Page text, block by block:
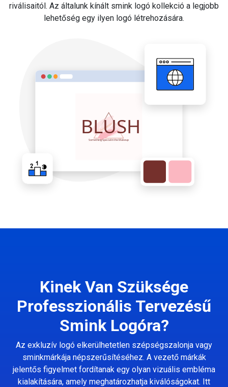
riválisaitól. Az általunk kínált smink logó kollekció a legjobb
lehetőség egy ilyen logó létrehozására.
Kinek Van Szüksége
Professzionális Tervezésű
Smink Logóra?
Az exkluzív logó elkerülhetetlen szépségszalonja vagy
sminkmárkája népszerűsítéséhez. A vezető márkák
jelentős figyelmet fordítanak egy olyan vizuális embléma
kialakítására, amely meghatározhatja kiválóságokat. Itt